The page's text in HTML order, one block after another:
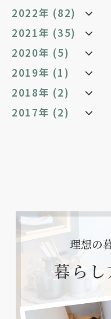
2022年 (82)
2021年 (35)
2020年 (5)
2019年 (1)
2018年 (2)
2017年 (2)